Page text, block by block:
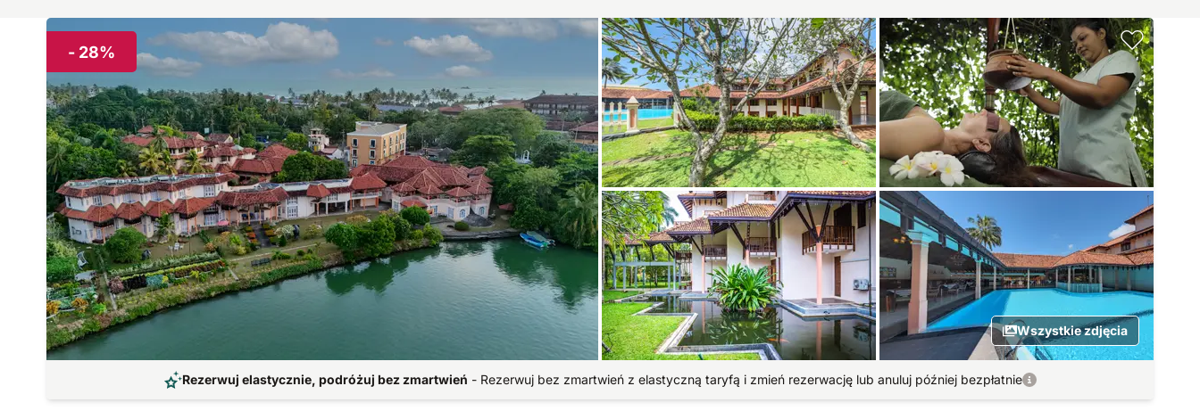
- 28%
Wszystkie zdjęcia
Rezerwuj elastycznie, podróżuj bez zmartwień - Rezerwuj bez zmartwień z elastyczną taryfą i zmień rezerwację lub anuluj później bezpłatnie